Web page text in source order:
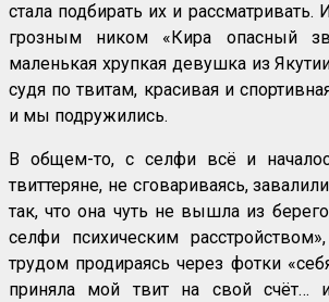
стала подбирать их и рассматривать.
грозным ником «Кира опасный
маленькая хрупкая девушка из
судя по твитам, красивая и
и мы подружились.
В общем-то, с селфи всё и
твиттеряне, не сговариваясь,
так, что она чуть не вышла из
селфи психическим
трудом продираясь через фотки
приняла мой твит на свой счёт…